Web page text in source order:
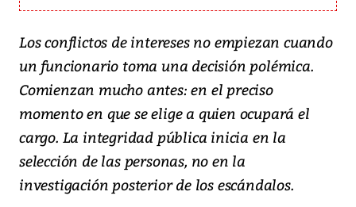
Los conflictos de intereses no empiezan cuando
un funcionario toma una decisión polémica.
Comienzan mucho antes: en el preciso
momento en que se elige a quien ocupará el
cargo. La integridad pública inicia en la
selección de las personas, no en la
investigación posterior de los escándalos.